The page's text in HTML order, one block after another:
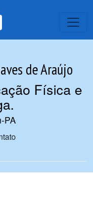
de Araújo
Física e
.
PA